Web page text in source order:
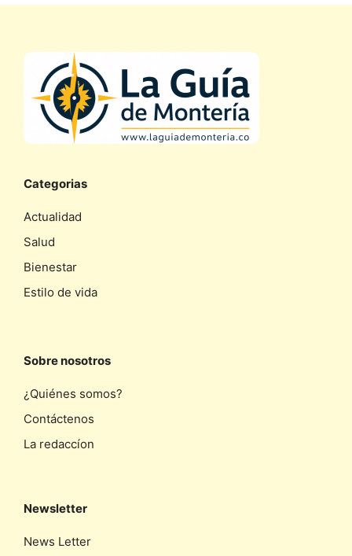
Categorias
Actualidad
Salud
Bienestar
Estilo de vida
Sobre nosotros
¿Quiénes somos?
Contáctenos
La redaccíon
Newsletter
News Letter